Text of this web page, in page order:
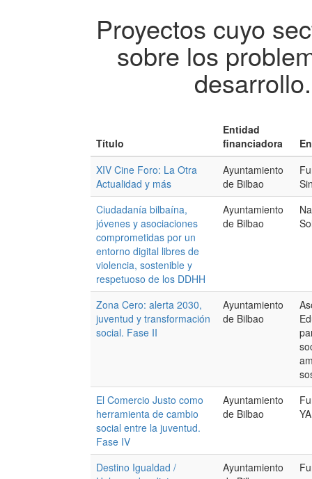
Proyectos cuyo
sobre los
Título
Entidad
financiadora
XIV Cine Foro: La Otra
Actualidad y más
Ayuntamiento
de Bilbao
Ciudadanía bilbaína,
jóvenes y asociaciones
comprometidas por un
entorno digital libres de
violencia, sostenible y
respetuoso de los DDHH
Ayuntamiento
de Bilbao
Zona Cero: alerta 2030,
juventud y transformación
social. Fase II
Ayuntamiento
de Bilbao
El Comercio Justo como
herramienta de cambio
social entre la juventud.
Fase IV
Ayuntamiento
de Bilbao
Destino Igualdad /
Ayuntamiento